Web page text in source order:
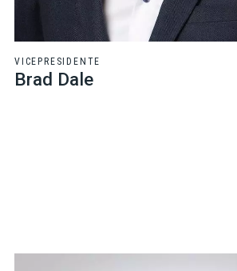
VICEPRESIDENTE
Brad Dale